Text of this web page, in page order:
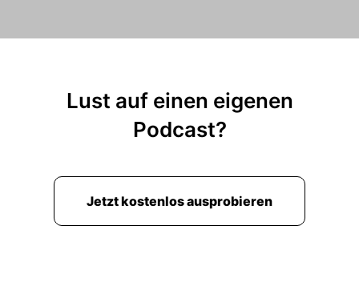
Lust auf einen eigenen
Podcast?
Jetzt kostenlos ausprobieren